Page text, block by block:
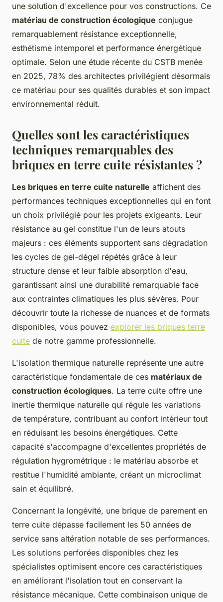
une solution d'excellence pour vos constructions. Ce
matériau de construction écologique conjugue
remarquablement résistance exceptionnelle,
esthétisme intemporel et performance énergétique
optimale. Selon une étude récente du CSTB menée
en 2025, 78% des architectes privilégient désormais
ce matériau pour ses qualités durables et son impact
environnemental réduit.
Quelles sont les caractéristiques
techniques remarquables des
briques en terre cuite résistantes ?
Les briques en terre cuite naturelle affichent des
performances techniques exceptionnelles qui en font
un choix privilégié pour les projets exigeants. Leur
résistance au gel constitue l'un de leurs atouts
majeurs : ces éléments supportent sans dégradation
les cycles de gel-dégel répétés grâce à leur
structure dense et leur faible absorption d'eau,
garantissant ainsi une durabilité remarquable face
aux contraintes climatiques les plus sévères. Pour
découvrir toute la richesse de nuances et de formats
disponibles, vous pouvez explorer les briques terre
cuite de notre gamme professionnelle.
L'isolation thermique naturelle représente une autre
caractéristique fondamentale de ces matériaux de
construction écologiques. La terre cuite offre une
inertie thermique naturelle qui régule les variations
de température, contribuant au confort intérieur tout
en réduisant les besoins énergétiques. Cette
capacité s'accompagne d'excellentes propriétés de
régulation hygrométrique : le matériau absorbe et
restitue l'humidité ambiante, créant un microclimat
sain et équilibré.
Concernant la longévité, une brique de parement en
terre cuite dépasse facilement les 50 années de
service sans altération notable de ses performances.
Les solutions perforées disponibles chez les
spécialistes optimisent encore ces caractéristiques
en améliorant l'isolation tout en conservant la
résistance mécanique. Cette combinaison unique de